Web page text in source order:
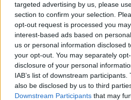
targeted advertising by us, please
section to confirm your selection.
opt-out request is processed you
interest-based ads based on
us or personal information disclosed
your opt-out. You may separately
disclosure of your personal
IAB’s list of downstream
also be disclosed by us to third
Downstream Participants that may
nel 2019.